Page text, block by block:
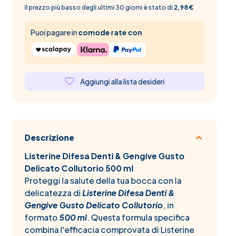
Il prezzo più basso degli ultimi 30 giorni è stato di 2,98 €
Puoi pagare incomode rate con
Aggiungi alla lista desideri
Descrizione
Listerine Difesa Denti & Gengive Gusto
Delicato Collutorio 500 ml
Proteggi la salute della tua bocca con la
delicatezza diListerine Difesa Denti &
Gengive Gusto Delicato Collutorio, in
formato500 ml. Questa formula specifica
combina l'efficacia comprovata di Listerine